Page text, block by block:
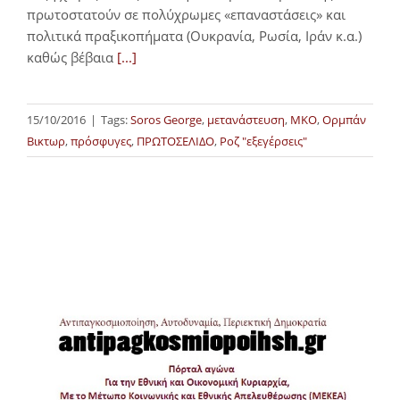
πρωτοστατούν σε πολύχρωμες «επαναστάσεις» και
πολιτικά πραξικοπήματα (Ουκρανία, Ρωσία, Ιράν κ.α.)
καθώς βέβαια [...]
15/10/2016 | Tags:Soros George, μετανάστευση, ΜΚΟ,Ορμπάν
Βικτωρ,πρόσφυγες, ΠΡΩΤΟΣΕΛΙΔΟ, Ροζ "εξεγέρσεις"